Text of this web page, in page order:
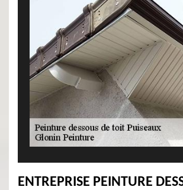
ENTREPRISE PEINTURE